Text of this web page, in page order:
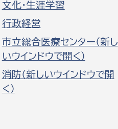
文化・生涯学習
行政経営
市立総合医療センター（新し
いウインドウで開く）
消防（新しいウインドウで開
く）